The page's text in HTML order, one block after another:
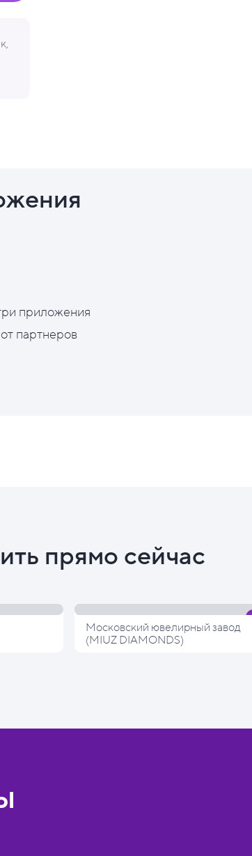
приложения
партнеров
прямо сейчас
Московский ювелирный завод
(MIUZ DIAMONDS)